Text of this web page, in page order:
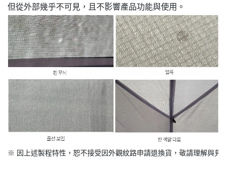
但從外部幾乎不可見，且不影響產品功能與使用。
※ 因上述製程特性，恕不接受因外觀紋路申請退換貨， 敬請理解與見